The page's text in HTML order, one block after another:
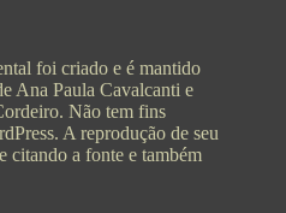
foi criado e é mantido
Ana Paula Cavalcanti e
Não tem fins
A reprodução de seu
citando a fonte e também